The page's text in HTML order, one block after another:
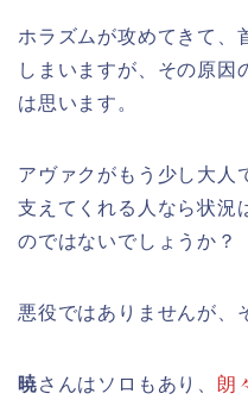
ホラズムが攻めてきて、
しまいますが、その原因
は思います。
アヴァクがもう少し大人
支えてくれる人なら状況
のではないでしょうか？
悪役ではありませんが、
暁さんはソロもあり、 朗